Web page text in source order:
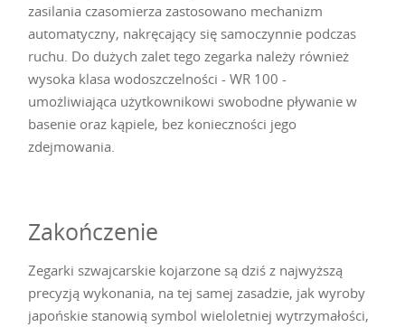
zasilania czasomierza zastosowano mechanizm
automatyczny, nakręcający się samoczynnie podczas
ruchu. Do dużych zalet tego zegarka należy również
wysoka klasa wodoszczelności - WR 100 -
umożliwiająca użytkownikowi swobodne pływanie w
basenie oraz kąpiele, bez konieczności jego
zdejmowania.
Zakończenie
Zegarki szwajcarskie kojarzone są dziś z najwyższą
precyzją wykonania, na tej samej zasadzie, jak wyroby
japońskie stanowią symbol wieloletniej wytrzymałości,